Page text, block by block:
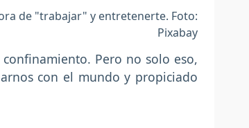
de "trabajar" y entretenerte. Foto:
Pixabay
confinamiento. Pero no solo eso,
con el mundo y propiciado